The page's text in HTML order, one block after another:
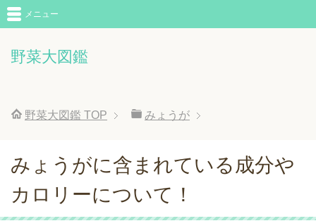
野菜大図鑑
メニュー
野菜大図鑑 TOP みょうが
みょうがに含まれている成分や
カロリーについて！